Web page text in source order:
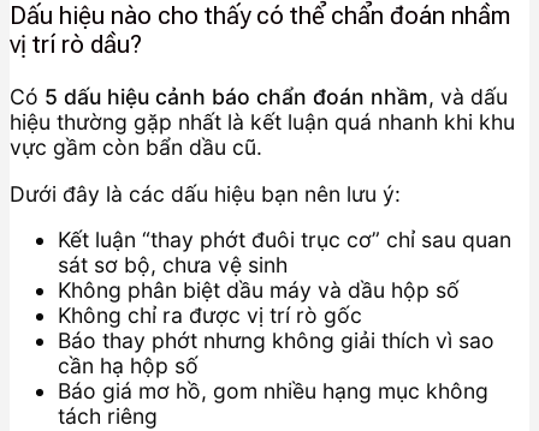
Dấu hiệu nào cho thấy có thể chẩn đoán nhầm
vị trí rò dầu?
Có 5 dấu hiệu cảnh báo chẩn đoán nhầm, và dấu
hiệu thường gặp nhất là kết luận quá nhanh khi khu
vực gầm còn bẩn dầu cũ.
Dưới đây là các dấu hiệu bạn nên lưu ý:
Kết luận “thay phớt đuôi trục cơ” chỉ sau quan
sát sơ bộ, chưa vệ sinh
Không phân biệt dầu máy và dầu hộp số
Không chỉ ra được vị trí rò gốc
Báo thay phớt nhưng không giải thích vì sao
cần hạ hộp số
Báo giá mơ hồ, gom nhiều hạng mục không
tách riêng